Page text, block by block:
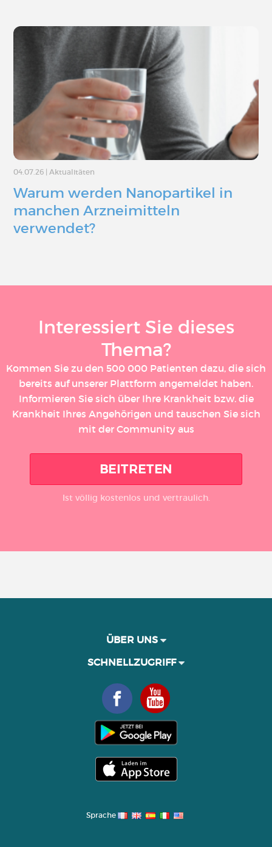
04.07.26 Aktualitäten
Warum werden Nanopartikel in
manchen Arzneimitteln
verwendet?
Interessiert Sie dieses
Thema?
Kommen Sie zu den 500 000 Patienten dazu, die sich
bereits auf unserer Plattform angemeldet haben.
Informieren Sie sich über Ihre Krankheit bzw. die
Krankheit Ihres Angehörigen und tauschen Sie sich
mit der Community aus
BEITRETEN
Ist völlig kostenlos und vertraulich.
ÜBER UNS
SCHNELLZUGRIFF
Sprache